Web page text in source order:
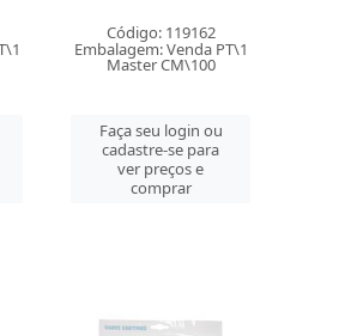
Código: 119162
Embalagem: Venda PT\1
Master CM\100
Faça seu login ou
cadastre-se para
ver preços e
comprar